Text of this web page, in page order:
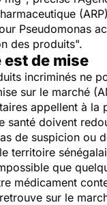
Pseudomonas
des produits".
est de mise
incriminés ne
sur le marché
appellent à la
santé doivent
de suspicion ou
territoire
que
médicament
sur le